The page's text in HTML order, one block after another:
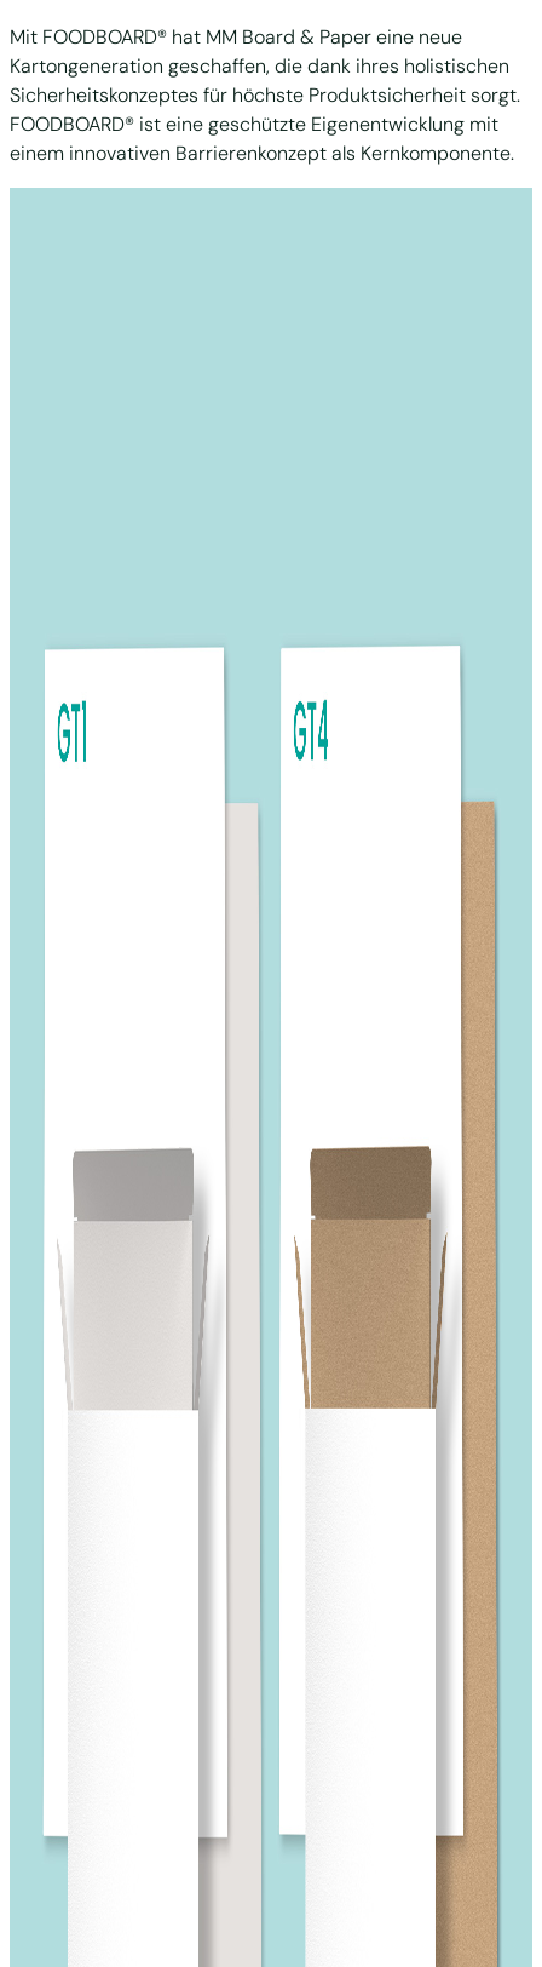
Mit FOODBOARD® hat MM Board & Paper eine neue
Kartongeneration geschaffen, die dank ihres holistischen
Sicherheitskonzeptes für höchste Produktsicherheit sorgt.
FOODBOARD® ist eine geschützte Eigenentwicklung mit
einem innovativen Barrierenkonzept als Kernkomponente.